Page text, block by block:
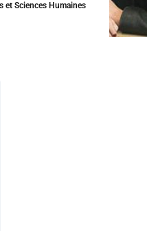
et Sciences Humaines